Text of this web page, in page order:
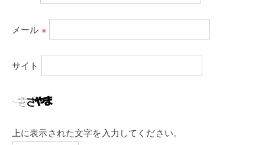
メール ※
サイト
上に表示された文字を入力してください。